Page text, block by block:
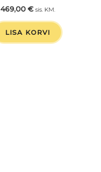
469,00 € sis. KM.
LISA KORVI